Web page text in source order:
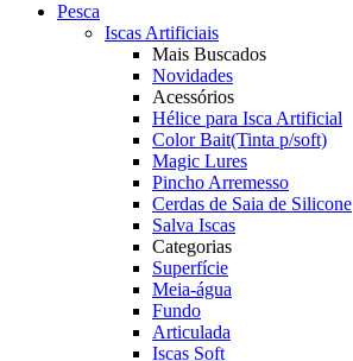
Pesca
Iscas Artificiais
Mais Buscados
Novidades
Acessórios
Hélice para Isca Artificial
Color Bait(Tinta p/soft)
Magic Lures
Pincho Arremesso
Cerdas de Saia de Silicone
Salva Iscas
Categorias
Superfície
Meia-água
Fundo
Articulada
Iscas Soft